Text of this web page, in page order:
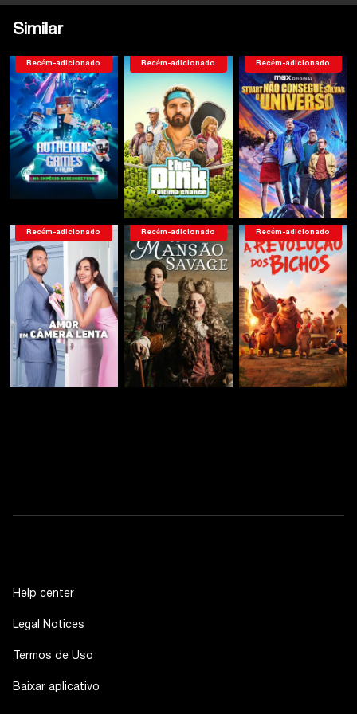
Similar
Recém-adicionado Recém-adicionado Recém-adicionado
Recém-adicionado Recém-adicionado Recém-adicionado
Help center
Legal Notices
Termos de Uso
Baixar aplicativo